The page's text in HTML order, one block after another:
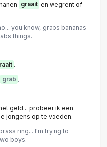
graait en wegrent of
you know, grabs bananas
things.
.
grab .
geld... probeer ik een
jongens op te voeden.
ring... I'm trying to
boys.